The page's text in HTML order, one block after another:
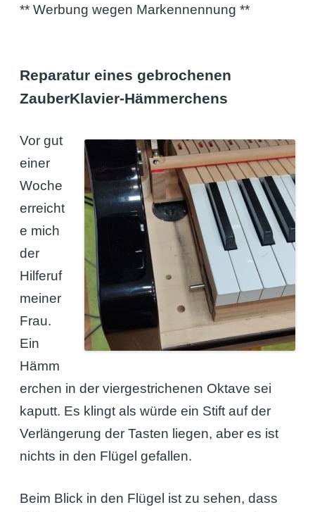
** Werbung wegen Markennennung **
Reparatur eines gebrochenen
ZauberKlavier-Hämmerchens
Vor gut
einer
Woche
erreicht
e mich
der
Hilferuf
meiner
Frau.
Ein
Hämm
erchen in der viergestrichenen Oktave sei
kaputt. Es klingt als würde ein Stift auf der
Verlängerung der Tasten liegen, aber es ist
nichts in den Flügel gefallen.
Beim Blick in den Flügel ist zu sehen, dass